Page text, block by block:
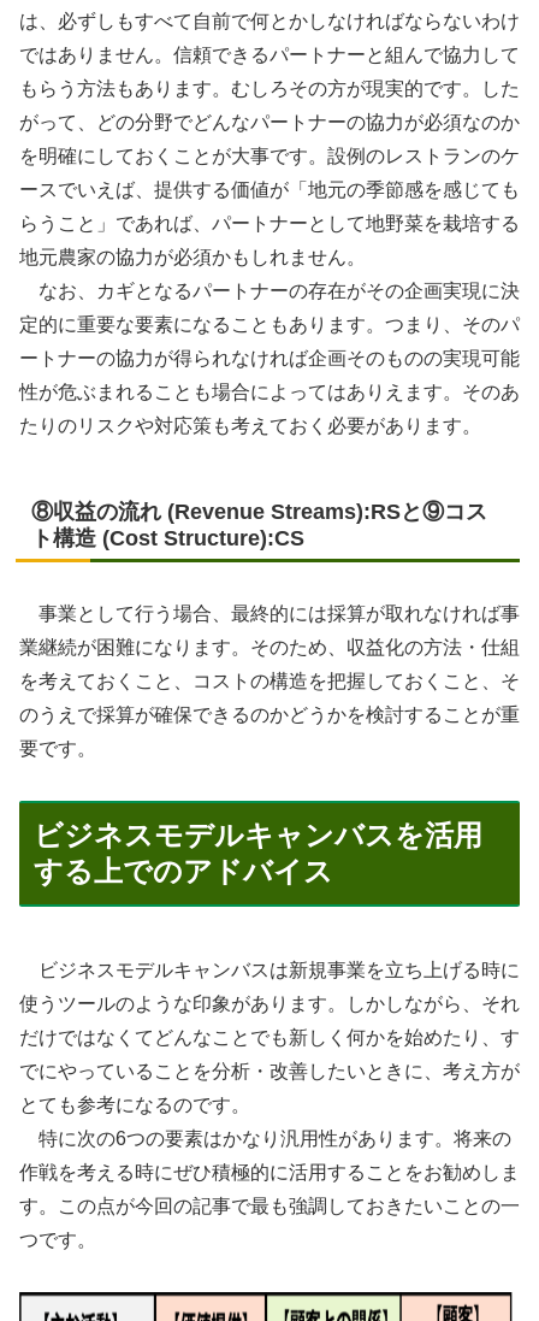
は、必ずしもすべて自前で何とかしなければならないわけ
ではありません。信頼できるパートナーと組んで協力して
もらう方法もあります。むしろその方が現実的です。した
がって、どの分野でどんなパートナーの協力が必須なのか
を明確にしておくことが大事です。設例のレストランのケ
ースでいえば、提供する価値が「地元の季節感を感じても
らうこと」であれば、パートナーとして地野菜を栽培する
地元農家の協力が必須かもしれません。
なお、カギとなるパートナーの存在がその企画実現に決
定的に重要な要素になることもあります。つまり、そのパ
ートナーの協力が得られなければ企画そのものの実現可能
性が危ぶまれることも場合によってはありえます。そのあ
たりのリスクや対応策も考えておく必要があります。
⑧収益の流れ (Revenue Streams):RSと⑨コス
ト構造 (Cost Structure):CS
事業として行う場合、最終的には採算が取れなければ事
業継続が困難になります。そのため、収益化の方法・仕組
を考えておくこと、コストの構造を把握しておくこと、そ
のうえで採算が確保できるのかどうかを検討することが重
要です。
ビジネスモデルキャンバスを活用
する上でのアドバイス
ビジネスモデルキャンバスは新規事業を立ち上げる時に
使うツールのような印象があります。しかしながら、それ
だけではなくてどんなことでも新しく何かを始めたり、す
でにやっていることを分析・改善したいときに、考え方が
とても参考になるのです。
特に次の6つの要素はかなり汎用性があります。将来の
作戦を考える時にぜひ積極的に活用することをお勧めしま
す。この点が今回の記事で最も強調しておきたいことの一
つです。